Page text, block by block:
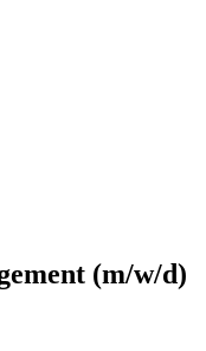
(m/w/d)